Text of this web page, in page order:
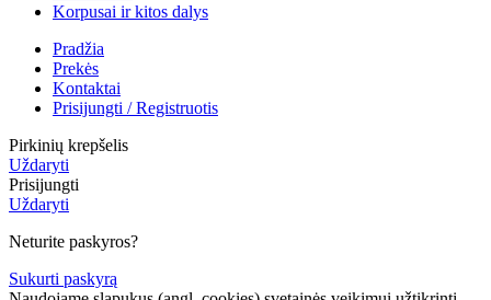
Korpusai ir kitos dalys
Pradžia
Prekės
Kontaktai
Prisijungti / Registruotis
Pirkinių krepšelis
Uždaryti
Prisijungti
Uždaryti
Neturite paskyros?
Sukurti paskyrą